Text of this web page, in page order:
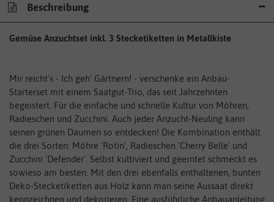
Beschreibung
Gemüse Anzuchtset inkl. 3 Stecketiketten in Metallkiste
Mir reicht's - Ich geh' Gärtnern! - verschenke ein Anbau-
Starterset mit einem Saatgut-Trio, das seit Jahrzehnten
begeistert. Für die einfache und schnelle Kultur von Möhren,
Radieschen und Zucchini. Auch jeder Anzucht-Neuling kann
seinen grünen Daumen so entdecken! Die Kombination enthält
die drei Sorten: Möhre 'Rotin', Radieschen 'Cherry Belle' und
Zucchini 'Defender'. Selbst kultiviert und geerntet schmeckt es
sowieso am besten. Mit den drei ebenfalls enthaltenen, bunten
Deko-Stecketiketten aus Holz kann man seine Aussaat direkt
kennzeichnen und dekorieren. Eine ausführliche Anbauanleitung